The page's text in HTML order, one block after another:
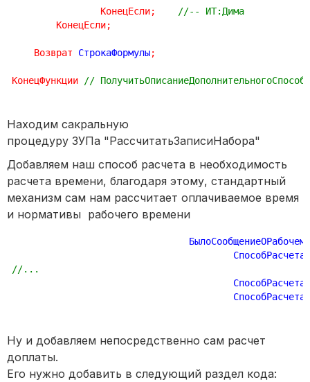
КонецЕсли;
//-- ИТ:Дима
КонецЕсли;
Возврат СтрокаФормулы;
КонецФункции //
Находим сакральную
процедуру ЗУПа "РассчитатьЗаписиНабора"
Добавляем наш способ расчета в необходимость
расчета времени, благодаря этому, стандартный
механизм сам нам рассчитает оплачиваемое время
и нормативы рабочего времени
//...
Ну и добавляем непосредственно сам расчет
доплаты.
Его нужно добавить в следующий раздел кода: